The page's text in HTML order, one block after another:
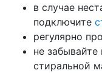
в случае
подключите
регулярно
не
стиральной